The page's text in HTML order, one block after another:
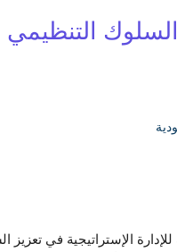
السلوك
الإستراتيجية في تعزيز